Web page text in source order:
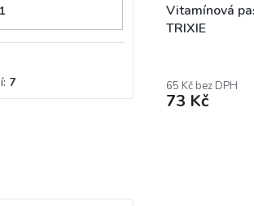
1
7
Vitamínová
TRIXIE
65 Kč bez DPH
73 Kč